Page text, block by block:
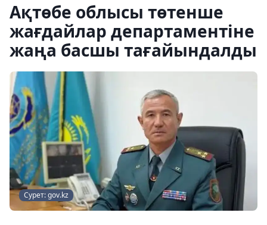
Ақтөбе облысы төтенше
жағдайлар департаментіне
жаңа басшы тағайындалды
Сурет: gov.kz